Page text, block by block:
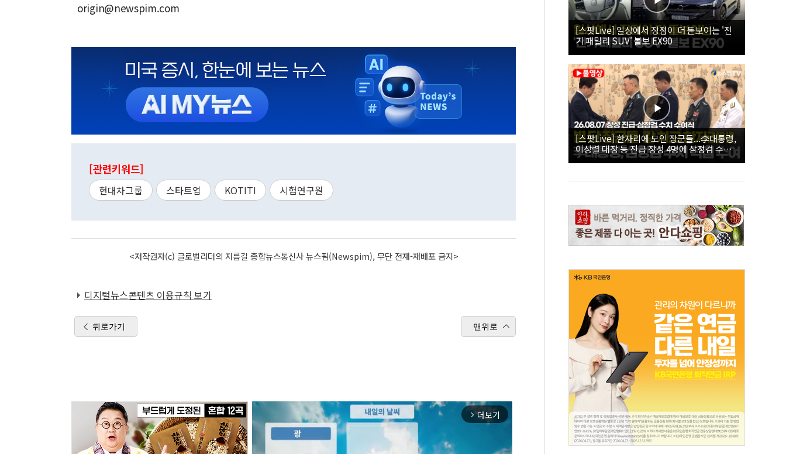
origin@newspim.com
[관련키워드]
현대차그룹 스타트업 KOTITI 시험연구원
<저작권자(c) 글로벌리더의 지름길 종합뉴스통신사 뉴스핌(Newspim), 무단 전재-재배포 금지>
디지털뉴스콘텐츠 이용규칙 보기
뒤로가기 맨위로
arrow_forward_ios 더보기
[스팟Live] 일상에서 장점이 더 돋보이는 '전
기 패밀리 SUV' 볼보 EX90
[스팟Live] 한자리에 모인 장군들...李대통령,
이상렬 대장 등 진급 장성 4명에 삼정검 수치
직접 수여｜26.08.07 장성 진급·삼정검 수치